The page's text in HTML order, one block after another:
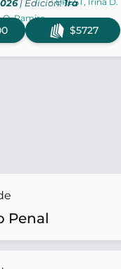
Ramiro
| Edición:1ra
$5727
Penal